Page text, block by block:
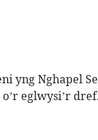
yng Nghapel
eglwysi’r dref.